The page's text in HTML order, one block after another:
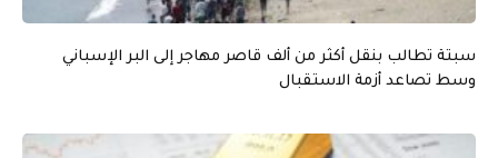
سبتة تطالب بنقل أكثر من ألف قاصر مهاجر إلى البر الإسباني
وسط تصاعد أزمة الاستقبال